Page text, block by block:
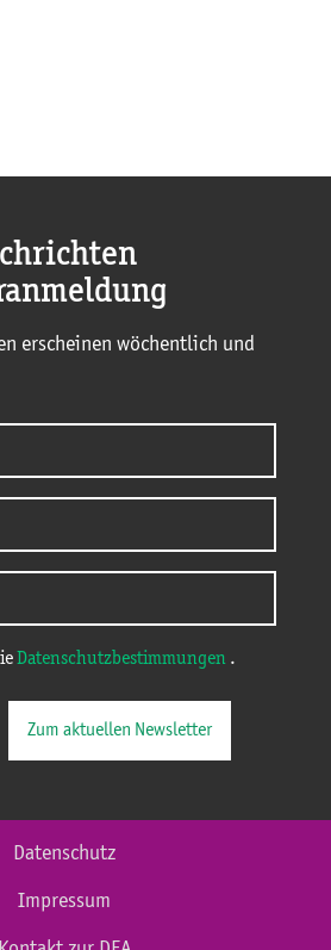
erscheinen wöchentlich und
Datenschutzbestimmungen .
Zum aktuellen Newsletter
Datenschutz
Impressum